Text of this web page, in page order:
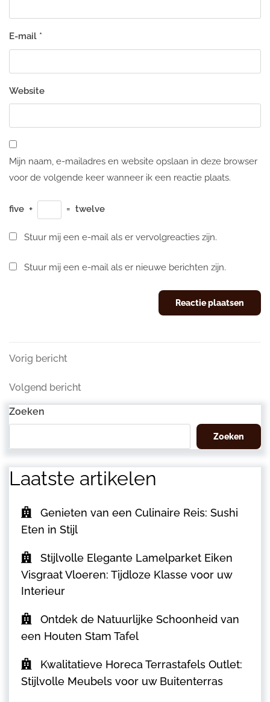
E-mail *
Website
Mijn naam, e-mailadres en website opslaan in deze browser
voor de volgende keer wanneer ik een reactie plaats.
five + = twelve
Stuur mij een e-mail als er vervolgreacties zijn.
Stuur mij een e-mail als er nieuwe berichten zijn.
Berichtnavigatie
Vorig
Vorig bericht
Volgend
Volgend bericht
Zoeken
Zoeken
Laatste artikelen
Genieten van een Culinaire Reis: Sushi
Eten in Stijl
Stijlvolle Elegante Lamelparket Eiken
Visgraat Vloeren: Tijdloze Klasse voor uw
Interieur
Ontdek de Natuurlijke Schoonheid van
een Houten Stam Tafel
Kwalitatieve Horeca Terrastafels Outlet:
Stijlvolle Meubels voor uw Buitenterras